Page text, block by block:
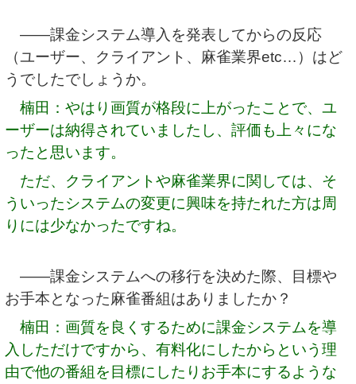
――課金システム導入を発表してからの反応
（ユーザー、クライアント、麻雀業界etc…）はど
うでしたでしょうか。
楠田：やはり画質が格段に上がったことで、ユ
ーザーは納得されていましたし、評価も上々にな
ったと思います。
ただ、クライアントや麻雀業界に関しては、そ
ういったシステムの変更に興味を持たれた方は周
りには少なかったですね。
――課金システムへの移行を決めた際、目標や
お手本となった麻雀番組はありましたか？
楠田：画質を良くするために課金システムを導
入しただけですから、有料化にしたからという理
由で他の番組を目標にしたりお手本にするような